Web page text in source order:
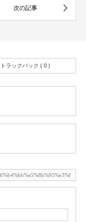
トラックバック ( 0 )